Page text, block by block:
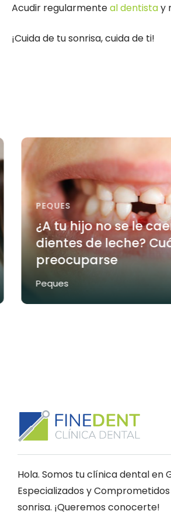
Acudir regularmenteal dentistay
¡Cuida de tu sonrisa, cuida de ti!
PEQUES
¿A tu hijo no se le
dientes de leche?
preocuparse
Peques
Hola. Somos tu clínica dental en
Especializados y
sonrisa. ¡Queremos conocerte!